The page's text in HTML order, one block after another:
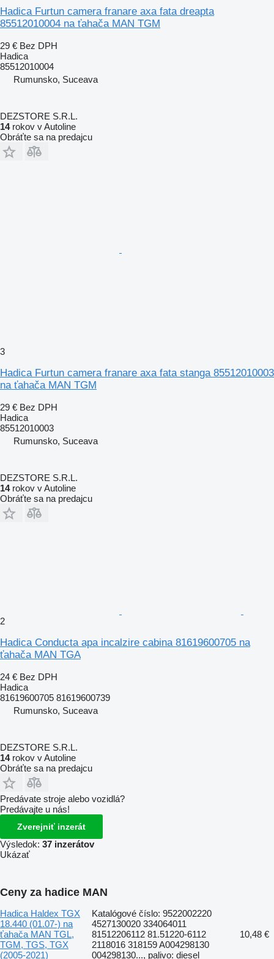
Hadica Furtun camera franare axa fata dreapta
85512010004 na ťahača MAN TGM
29 € Bez DPH
Hadica
85512010004
Rumunsko, Suceava
DEZSTORE S.R.L.
14rokov v Autoline
Obráťte sa na predajcu
3
Hadica Furtun camera franare axa fata stanga 85512010003
na ťahača MAN TGM
29 € Bez DPH
Hadica
85512010003
Rumunsko, Suceava
DEZSTORE S.R.L.
14rokov v Autoline
Obráťte sa na predajcu
2
Hadica Conducta apa incalzire cabina 81619600705 na
ťahača MAN TGA
24 € Bez DPH
Hadica
81619600705 81619600739
Rumunsko, Suceava
DEZSTORE S.R.L.
14rokov v Autoline
Obráťte sa na predajcu
Predávate stroje alebo vozidlá?
Predávajte u nás!
Zverejniť inzerát
Výsledok: 37 inzerátov
Ukázať
Ceny za hadice MAN
Hadica Haldex TGX
18.440 (01.07-) na
ťahača MAN TGL,
TGM, TGS, TGX
(2005-2021)
Katalógové číslo: 9522002220
4527130020 334064011
81512206112 81.51220-6112
2118016 318159 A004298130
004298130..., palivo: diesel
10,48 €